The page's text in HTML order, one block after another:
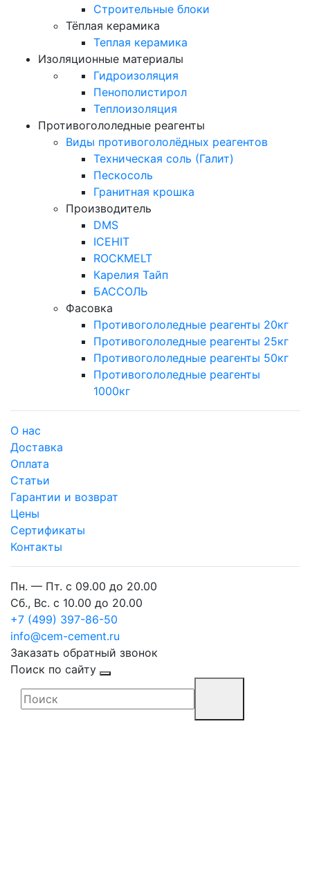
Строительные блоки
Тёплая керамика
Теплая керамика
Изоляционные материалы
Гидроизоляция
Пенополистирол
Теплоизоляция
Противогололедные реагенты
Виды противогололёдных реагентов
Техническая соль (Галит)
Пескосоль
Гранитная крошка
Производитель
DMS
ICEHIT
ROCKMELT
Карелия Тайп
БАССОЛЬ
Фасовка
Противогололедные реагенты 20кг
Противогололедные реагенты 25кг
Противогололедные реагенты 50кг
Противогололедные реагенты
1000кг
О нас
Доставка
Оплата
Cтатьи
Гарантии и возврат
Цены
Сертификаты
Контакты
Пн. — Пт. с 09.00 до 20.00
Сб., Вс. с 10.00 до 20.00
+7 (499) 397-86-50
info@cem-cement.ru
Заказать обратный звонок
Поиск по сайту